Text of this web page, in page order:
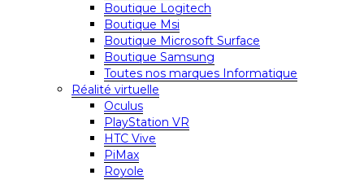
Boutique Logitech
Boutique Msi
Boutique Microsoft Surface
Boutique Samsung
Toutes nos marques Informatique
Réalité virtuelle
Oculus
PlayStation VR
HTC Vive
PiMax
Royole